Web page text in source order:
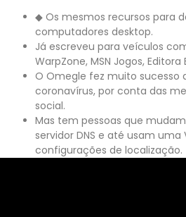
◆ Os mesmos recursos para
computadores desktop.
Já escreveu para veículos
WarpZone, MSN Jogos, Editora
O Omegle fez muito sucesso
coronavírus, por conta das
social.
Mas tem pessoas que
servidor DNS e até usam uma
configurações de localização.